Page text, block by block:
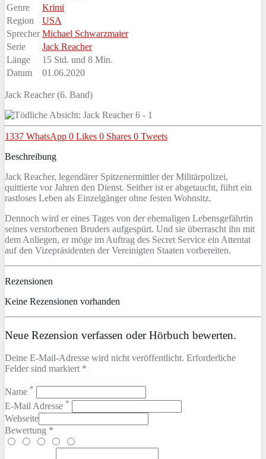
Genre
Krimi
Region
USA
Sprecher Michael Schwarzmaier
Serie
Jack Reacher
Länge
15 Std. und 8 Min.
Datum
01.06.2020
Jack Reacher (6. Band)
1337 WhatsApp 0 Likes 0 Shares 0 Tweets
Beschreibung
Jack Reacher, legendärer Spitzenermittler der Militärpolizei,
quittierte vor Jahren den Dienst. Seither ist er abgetaucht, führt ein
rastloses Leben als Einzelgänger ohne festen Wohnsitz.
Dennoch wird er eines Tages von der ehemaligen Lebensgefährtin
seines verstorbenen Bruders aufgespürt. Und sie überrascht ihn mit
dem Anliegen, er möge im Auftrag des Secret Service ein Attentat
auf den Vizepräsidenten der Vereinigten Staaten vorbereiten.
Rezensionen
Keine Rezensionen vorhanden
Neue Rezension verfassen oder Hörbuch bewerten.
Deine E-Mail-Adresse wird nicht veröffentlicht. Erforderliche
Felder sind markiert *
Name *
E-Mail Adresse *
Webseite
Bewertung *